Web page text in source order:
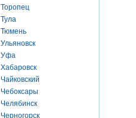
Торопец
Тула
Тюмень
Ульяновск
Уфа
Хабаровск
Чайковский
Чебоксары
Челябинск
Черногорск